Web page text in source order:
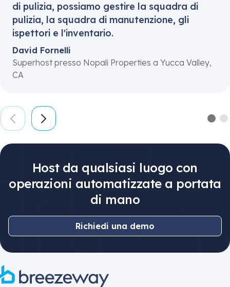
di pulizia, possiamo gestire la squadra di
pulizia, la squadra di manutenzione, gli
ispettori e l'inventario.
David Fornelli
Superhost presso Nopali Properties a Yucca Valley,
CA
Host da qualsiasi luogo con
operazioni automatizzate a portata
di mano
Richiedi una demo